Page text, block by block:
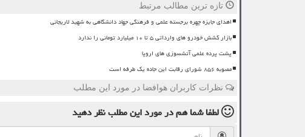
تازه ترین مطالب مرتبط
اهدای جایزه چهره برجسته علمی و فرهنگی جهاد دانشگاهی به شهید لاریجانی
بازار کشش خودرو های وارداتی ۵ تا ۱۰ میلیارد تومانی را ندارد
پشت پرده علمی آتشسوزی های اروپا
مصوبه ۸۵۶ شورای رقابت این جاده یک طرفه است
نظرات کاربران هوافضا در مورد این مطلب
لطفا شما همدر مورد این مطلبنظر دهید